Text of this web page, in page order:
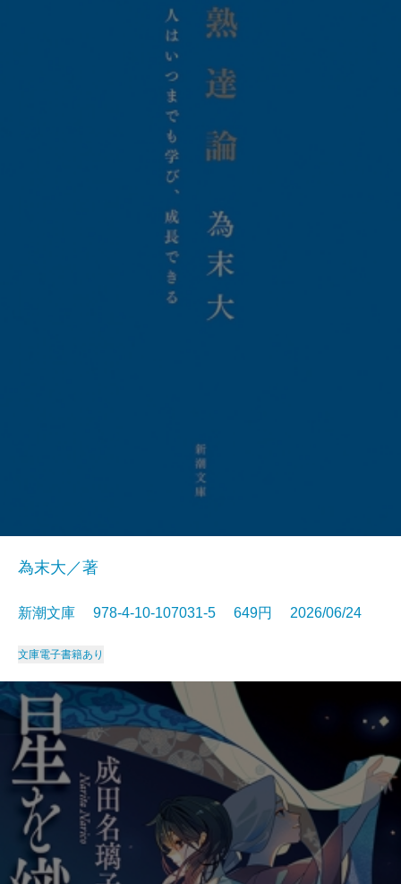
為末大／著
新潮文庫 978-4-10-107031-5 649円 2026/06/24
文庫電子書籍あり